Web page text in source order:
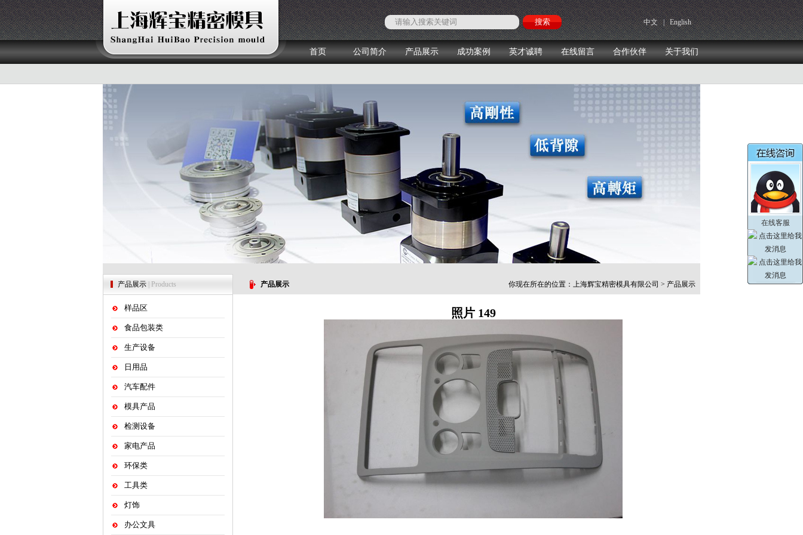
中文 | English
首页 公司简介 产品展示 成功案例 英才诚聘 在线留言 合作伙伴 关于我们
3
产品展示 | Products
样品区
食品包装类
生产设备
日用品
汽车配件
模具产品
检测设备
家电产品
环保类
工具类
灯饰
办公文具
产品展示 你现在所在的位置：上海辉宝精密模具有限公司 > 产品展示
照片 149
在线客服